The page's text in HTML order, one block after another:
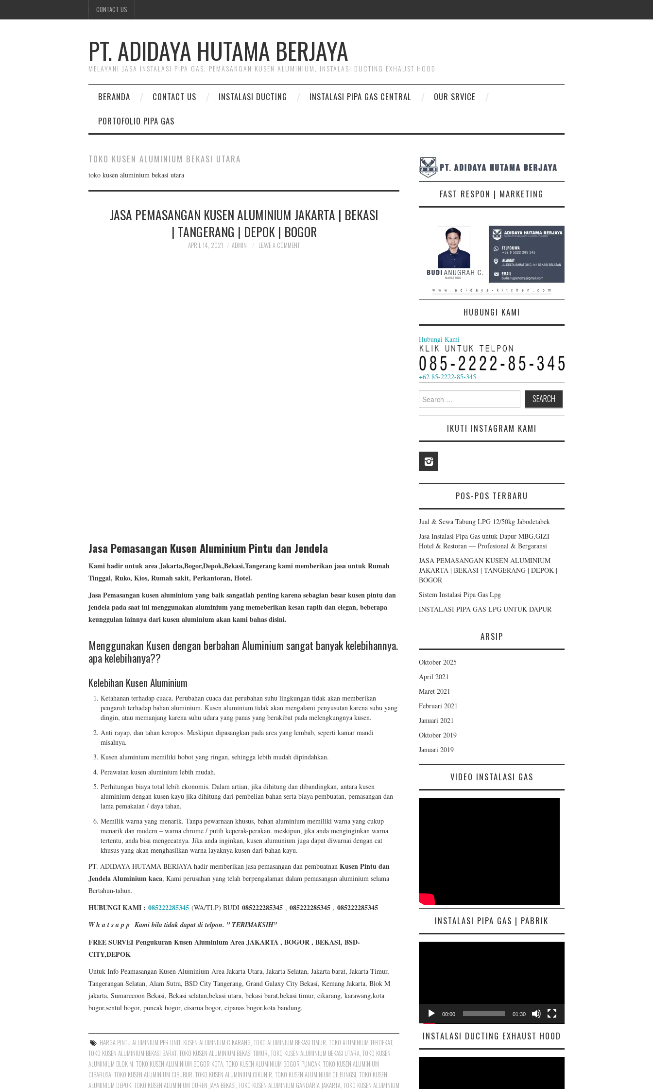
CONTACT US
PT. ADIDAYA HUTAMA BERJAYA
MELAYANI JASA INSTALASI PIPA GAS, PEMASANGAN KUSEN ALUMINIUM, INSTALASI DUCTING EXHAUST HOOD
BERANDA CONTACT US INSTALASI DUCTING INSTALASI PIPA GAS CENTRAL
OUR SRVICE
PORTOFOLIO PIPA GAS
TOKO KUSEN ALUMINIUM BEKASI UTARA
toko kusen aluminium bekasi utara
JASA PEMASANGAN KUSEN ALUMINIUM JAKARTA | BEKASI
| TANGERANG | DEPOK | BOGOR
APRIL 14, 2021 ADMIN LEAVE A COMMENT
jendela alumunium hitam calssic
Jasa Pemasangan Kusen Aluminium Pintu dan Jendela
Kami hadir untuk area Jakarta,Bogor,Depok,Bekasi,Tangerang kami memberikan jasa untuk Rumah
Tinggal, Ruko, Kios, Rumah sakit, Perkantoran, Hotel.
JasaPemasangan kusen aluminium yang baik sangatlah penting karena sebagian besar kusen pintu dan
jendela pada saat ini menggunakan aluminium yang memeberikan kesan rapih dan elegan, beberapa
keunggulan lainnya dari kusen aluminium akan kami bahas disini.
Menggunakan Kusen dengan berbahan Aluminium sangat banyak kelebihannya.
apa kelebihanya??
Kelebihan Kusen Aluminium
Ketahanan terhadap cuaca. Perubahan cuaca dan perubahan suhu lingkungan tidak akan memberikan
pengaruh terhadap bahan aluminium. Kusen aluminium tidak akan mengalami penyusutan karena suhu yang
dingin, atau memanjang karena suhu udara yang panas yang berakibat pada melengkungnya kusen.
Anti rayap, dan tahan keropos. Meskipun dipasangkan pada area yang lembab, seperti kamar mandi
misalnya.
Kusen aluminium memiliki bobot yang ringan, sehingga lebih mudah dipindahkan.
Perawatan kusen aluminium lebih mudah.
Perhitungan biaya total lebih ekonomis. Dalam artian, jika dihitung dan dibandingkan, antara kusen
aluminium dengan kusen kayu jika dihitung dari pembelian bahan serta biaya pembuatan, pemasangan dan
lama pemakaian / daya tahan.
Memilik warna yang menarik. Tanpa pewarnaan khusus, bahan aluminium memiliki warna yang cukup
menarik dan modern – warna chrome / putih keperak-perakan. meskipun, jika anda menginginkan warna
tertentu, anda bisa mengecatnya. Jika anda inginkan, kusen alumunium juga dapat diwarnai dengan cat
khusus yang akan menghasilkan warna layaknya kusen dari bahan kayu.
PT. ADIDAYA HUTAMA BERJAYA hadir memberikan jasa pemasangan dan pembuatnan KusenPintu dan
Jendela Aluminiumkaca, Kami perusahan yang telah berpengalaman dalam pemasangan aluminium selama
Bertahun-tahun.
HUBUNGI KAMI : 085222285345 (WA/TLP) BUDI 085222285345 , 085222285345 , 085222285345
W h a t s a p p Kami bila tidak dapat di telpon. ” TERIMAKSIH”
FREE SURVEI Pengukuran Kusen Aluminium Area JAKARTA , BOGOR , BEKASI, BSD-
CITY,DEPOK
Untuk Info Peamasangan Kusen Aluminium Area Jakarta Utara, Jakarta Selatan, Jakarta barat, Jakarta Timur,
Tangerangan Selatan, Alam Sutra, BSD City Tangerang, Grand Galaxy City Bekasi, Kemang Jakarta, Blok M
jakarta, Sumarecoon Bekasi, Bekasi selatan,bekasi utara, bekasi barat,bekasi timur, cikarang, karawang,kota
bogor,sentul bogor, puncak bogor, cisarua bogor, cipanas bogor,kota bandung.
HARGA PINTU ALUMINIUM PER UNIT, KUSEN ALUMINIUM CIKARANG,TOKO ALUMINIUM BEKASI TIMUR,TOKO ALUMINIUM TERDEKAT,
TOKO KUSEN ALUMINIUM BEKASI BARAT, TOKO KUSEN ALUMINIUM BEKASI TIMUR, TOKO KUSEN ALUMINIUM BEKASI UTARA, TOKO KUSEN
ALUMINIUM BLOK M, TOKO KUSEN ALUMINIUM BOGOR KOTA, TOKO KUSEN ALUMINIUM BOGOR PUNCAK, TOKO KUSEN ALUMINIUM
CIBARUSA, TOKO KUSEN ALUMINIUM CIBUBUR, TOKO KUSEN ALUMINIUM CIKUNIR, TOKO KUSEN ALUMINIUM CILEUNGSI, TOKO KUSEN
ALUMINIUM DEPOK, TOKO KUSEN ALUMINIUM DUREN JAYA BEKASI, TOKO KUSEN ALUMINIUM GANDARIA JAKARTA, TOKO KUSEN ALUMINIUM
FAST RESPON | MARKETING
HUBUNGI KAMI
Hubungi Kami
+62 85-2222-85-345
for:
IKUTI INSTAGRAM KAMI
POS-POS TERBARU
Jual & Sewa Tabung LPG 12/50kg Jabodetabek
Jasa Instalasi Pipa Gas untuk Dapur MBG,GIZI
Hotel & Restoran — Profesional & Bergaransi
JASA PEMASANGAN KUSEN ALUMINIUM
JAKARTA | BEKASI | TANGERANG | DEPOK |
BOGOR
Sistem Instalasi Pipa Gas Lpg
INSTALASI PIPA GAS LPG UNTUK DAPUR
ARSIP
Oktober 2025
April 2021
Maret 2021
Februari 2021
Januari 2021
Oktober 2019
Januari 2019
VIDEO INSTALASI GAS
INSTALASI PIPA GAS | PABRIK
00:00 01:30
INSTALASI DUCTING EXHAUST HOOD